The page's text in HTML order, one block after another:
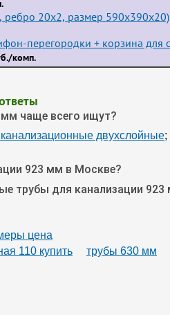
ребро 20x2, размер 590x390x20)
перегородки + корзина для
комп.
чаще всего ищут?
двухслойные;
923 мм в Москве?
трубы для канализации 923
цена
110 купить трубы 630 мм